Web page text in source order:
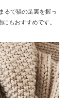
るで猫の足裏を握っ
もおすすめです。